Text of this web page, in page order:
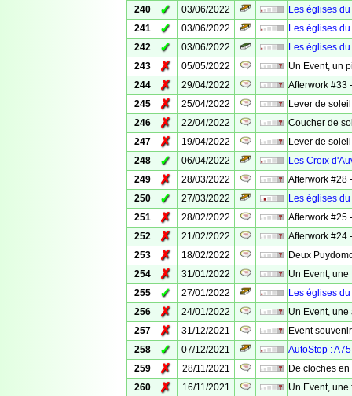
240
✓ 03/06/2022
Les églises
241
✓ 03/06/2022
Les églises
242
✓ 03/06/2022
Les églises
243
✗ 05/05/2022
Un Event, un
244
✗ 29/04/2022
Afterwork #33
245
✗ 25/04/2022
Lever de
246
✗ 22/04/2022
Coucher de
247
✗ 19/04/2022
Lever de
248
✓ 06/04/2022
Les Croix
249
✗ 28/03/2022
Afterwork #28
250
✓ 27/03/2022
Les églises
251
✗ 28/02/2022
Afterwork #25
252
✗ 21/02/2022
Afterwork #24
253
✗ 18/02/2022
Deux
254
✗ 31/01/2022
Un Event,
255
✓ 27/01/2022
Les églises
256
✗ 24/01/2022
Un Event,
257
✗ 31/12/2021
Event
258
✓ 07/12/2021
AutoStop :
259
✗ 28/11/2021
De cloches
260
✗ 16/11/2021
Un Event, une